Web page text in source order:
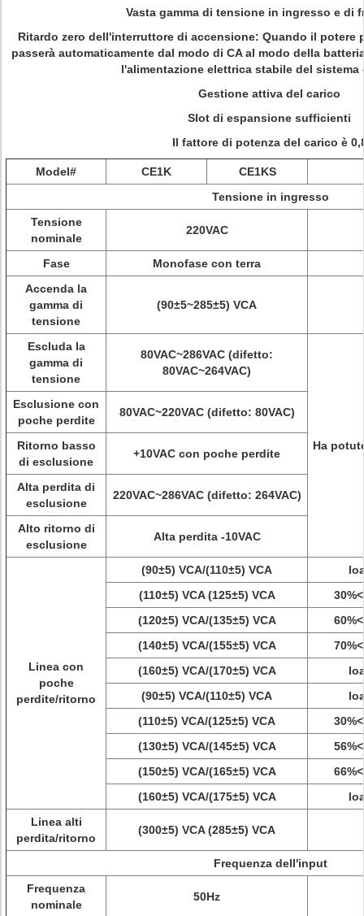
Vasta gamma di tensione in ingresso e di
Ritardo zero dell'interruttore di accensione: Quando il potere
passerà automaticamente dal modo di CA al modo della
l'alimentazione elettrica stabile del sistema
Gestione attiva del carico
Slot di espansione sufficienti
Il fattore di potenza del carico è
Model# CE1K
CE1KS
Tensione in ingresso
Tensione
nominale
220VAC
Fase
Monofase con terra
Accenda la
gamma di
tensione
(90±5~285±5) VCA
Escluda la
gamma di
tensione
80VAC~286VAC (difetto:
80VAC~264VAC)
Ha
Esclusione con
poche perdite
80VAC~220VAC (difetto: 80VAC)
Ritorno basso
di esclusione
+10VAC con poche perdite
Alta perdita di
esclusione
220VAC~286VAC (difetto: 264VAC)
Alto ritorno di
esclusione
Alta perdita -10VAC
Linea con
poche
perdite/ritorno
(90±5) VCA/(110±5) VCA
(110±5) VCA (125±5) VCA
(120±5) VCA/(135±5) VCA
(140±5) VCA/(155±5) VCA
(160±5) VCA/(170±5) VCA
(90±5) VCA/(110±5) VCA
(110±5) VCA/(125±5) VCA
(130±5) VCA/(145±5) VCA
(150±5) VCA/(165±5) VCA
(160±5) VCA/(175±5) VCA
Linea alti
perdita/ritorno
(300±5) VCA (285±5) VCA
Frequenza dell'input
Frequenza
nominale
50Hz